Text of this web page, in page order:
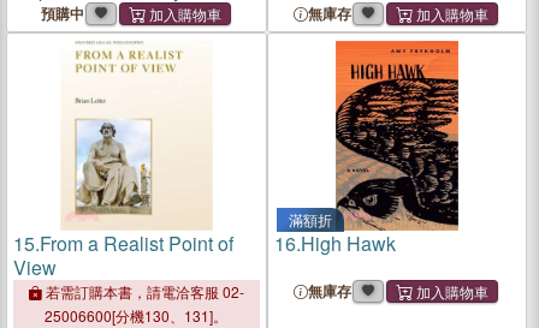
Study
預購中
Shipwreck
無庫存
15.From a Realist Point of
View
若需訂購本書，請電洽客服 02-
25006600[分機130、131]。
滿額折
16.High Hawk
無庫存